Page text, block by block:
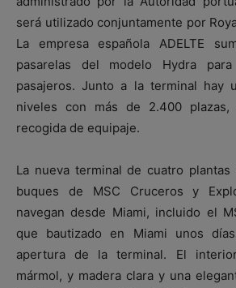
será utilizado conjuntamente por
La empresa española ADELTE
pasarelas del modelo Hydra
pasajeros. Junto a la terminal hay
niveles con más de 2.400
recogida de equipaje.
La nueva terminal de cuatro
buques de MSC Cruceros y
navegan desde Miami, incluido el
que bautizado en Miami unos
apertura de la terminal. El
mármol, y madera clara y una